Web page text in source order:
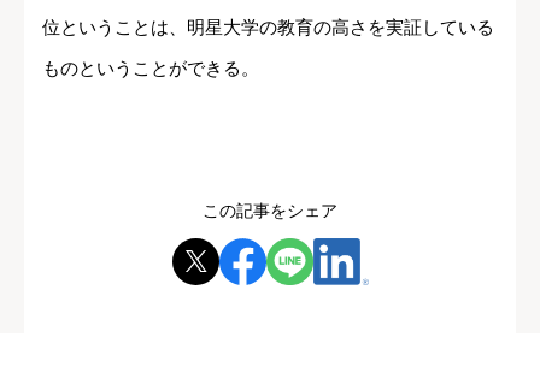
位ということは、明星大学の教育の高さを実証している
ものということができる。
この記事をシェア